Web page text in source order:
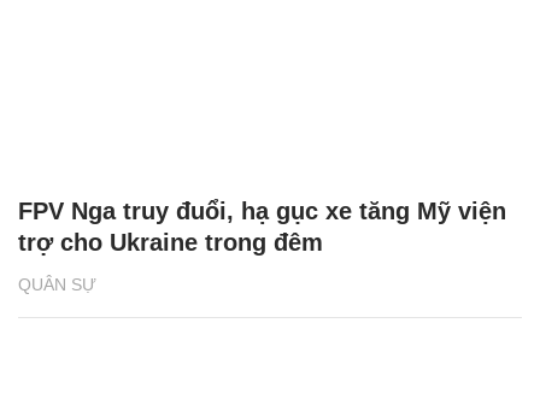
QUÂN SỰ
FPV Nga truy đuổi, hạ gục xe tăng Mỹ viện
trợ cho Ukraine trong đêm